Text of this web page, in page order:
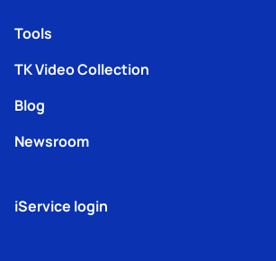
Tools
TK Video Collection
Blog
Newsroom
iService login